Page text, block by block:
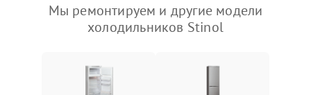
Мы ремонтируем и другие модели
холодильников Stinol